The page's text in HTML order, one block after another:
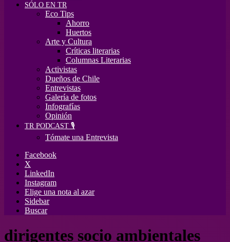
SÓLO EN TR
Eco Tips
Ahorro
Huertos
Arte y Cultura
Críticas literarias
Columnas Literarias
Activistas
Dueños de Chile
Entrevistas
Galería de fotos
Infografías
Opinión
TR PODCAST 🎙️
Tómate una Entrevista
Facebook
X
LinkedIn
Instagram
Elige una nota al azar
Sidebar
Buscar
dirigentes socio ambientales